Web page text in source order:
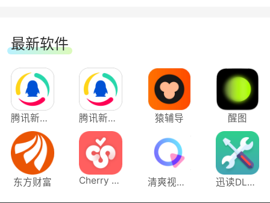
式支持，增加多种分辨率选择支持
新增阅读清单菜单项。在网页右键菜单中，可
将页面加入阅读清单。
其他
优化傲游笔记架构，提升速度、更新笔记编辑
器版本
最新软件
腾讯新闻应用电脑版 腾讯新闻电脑版 猿辅导 醒图
东方财富 Cherry Studio 清爽视频编辑 迅读DLL修复工具